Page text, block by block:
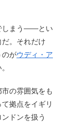
しまう――とい
。それだけ
のがウディ・ア
の雰囲気をも
拠点をイギリ
ドンを扱う